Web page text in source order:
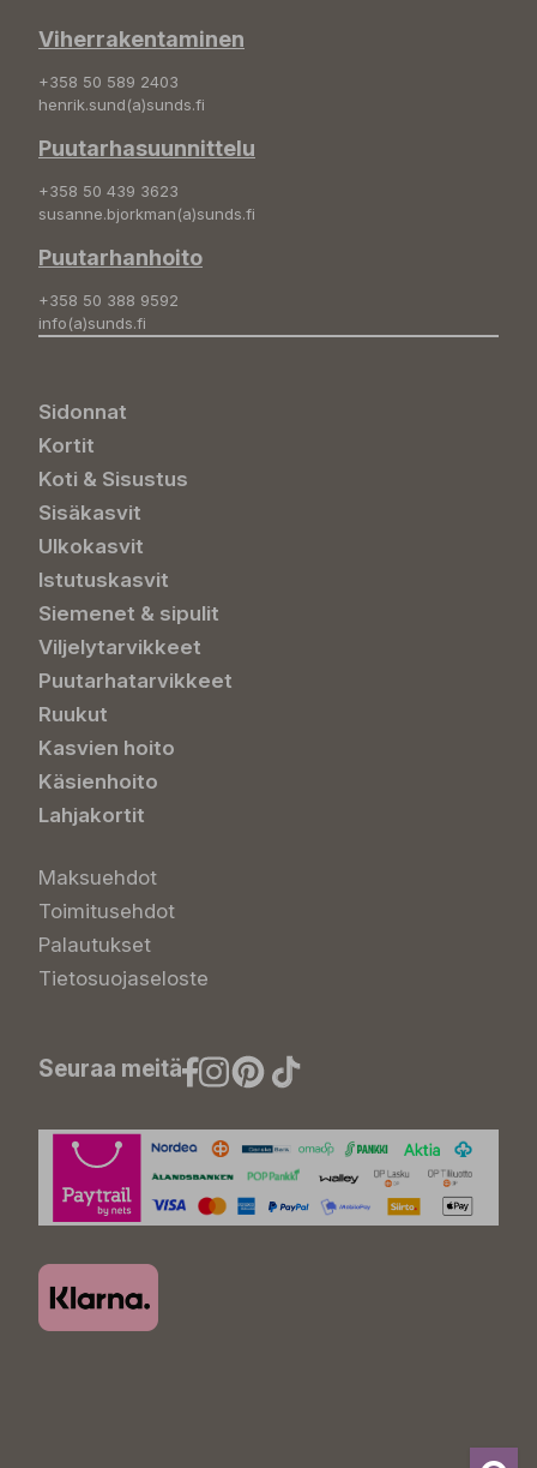
Viherrakentaminen
+358 50 589 2403
henrik.sund(a)sunds.fi
Puutarhasuunnittelu
+358 50 439 3623
susanne.bjorkman(a)sunds.fi
Puutarhanhoito
+358 50 388 9592
info(a)sunds.fi
Sidonnat
Kortit
Koti & Sisustus
Sisäkasvit
Ulkokasvit
Istutuskasvit
Siemenet & sipulit
Viljelytarvikkeet
Puutarhatarvikkeet
Ruukut
Kasvien hoito
Käsienhoito
Lahjakortit
Maksuehdot
Toimitusehdot
Palautukset
Tietosuojaseloste
Seuraa meitä